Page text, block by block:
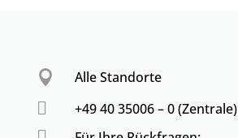
 Alle Standorte
 +49 40 35006 – 0 (Zentrale)